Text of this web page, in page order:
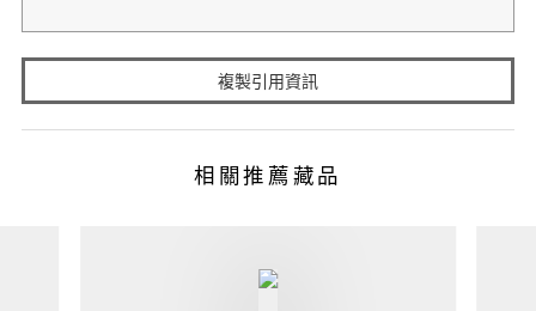
複製引用資訊
相關推薦藏品